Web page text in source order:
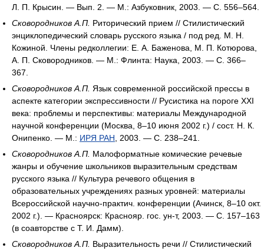
Л. П. Крысин. — Вып. 2. — М.: Азбуковник, 2003. — С. 556–564.
Сковородников А.П. Риторический прием // Стилистический
энциклопедический словарь русского языка / под ред. М. Н.
Кожиной. Члены редколлегии: Е. А. Баженова, М. П. Котюрова,
А. П. Сковородников. — М.: Флинта: Наука, 2003. — С. 366–
367.
Сковородников А.П. Язык современной российской прессы в
аспекте категории экспрессивности // Русистика на пороге XXI
века: проблемы и перспективы: материалы Международной
научной конференции (Москва, 8–10 июня 2002 г.) / сост. Н. К.
Онипенко. — М.: ИРЯ РАН , 2003. — С. 238–241.
Сковородников А.П. Малоформатные комические речевые
жанры и обучение школьников выразительным средствам
русского языка // Культура речевого общения в
образовательных учреждениях разных уровней: материалы
Всероссийской научно-практич. конференции (Ачинск, 8–10 окт.
2002 г.). — Красноярск: Краснояр. гос. ун-т, 2003. — С. 157–163
(в соавторстве с Т. И. Дамм).
Сковородников А.П. Выразительность речи // Стилистический